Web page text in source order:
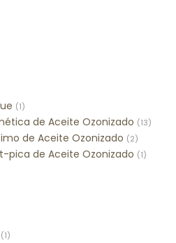
(1)
de Aceite Ozonizado (13)
de Aceite Ozonizado (2)
pica de Aceite Ozonizado (1)
(1)